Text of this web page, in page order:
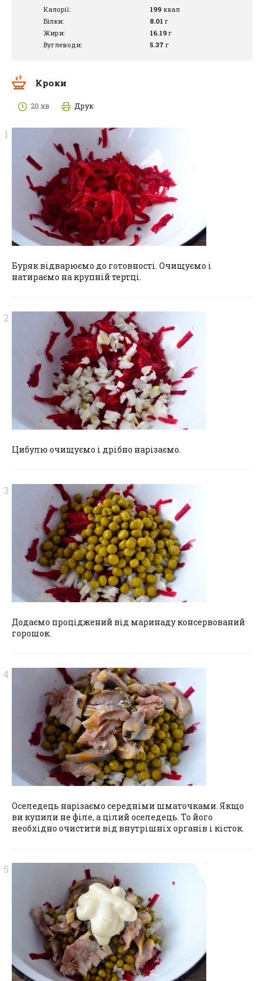
Калорії: 199 ккал
Білки:
8.01 г
Жири:
16.19 г
Вуглеводи:
5.37 г
Кроки
20 хв Друк
Буряк відварюємо до готовності. Очищуємо і
натираємо на крупній тертці.
Цибулю очищуємо і дрібно нарізаємо.
Додаємо проціджений від маринаду консервований
горошок.
Оселедець нарізаємо середніми шматочками. Якщо
ви купили не філе, а цілий оселедець. То його
необхідно очистити від внутрішніх органів і кісток.